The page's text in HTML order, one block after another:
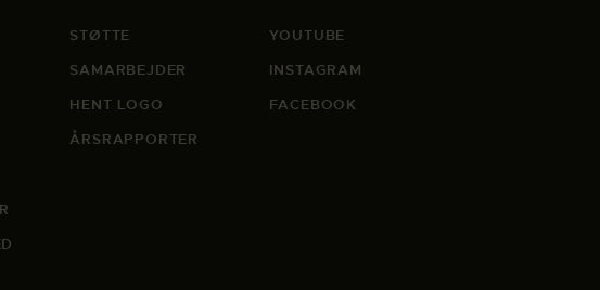
STØTTE
SAMARBEJDER
HENT LOGO
ÅRSRAPPORTER
YOUTUBE
INSTAGRAM
FACEBOOK